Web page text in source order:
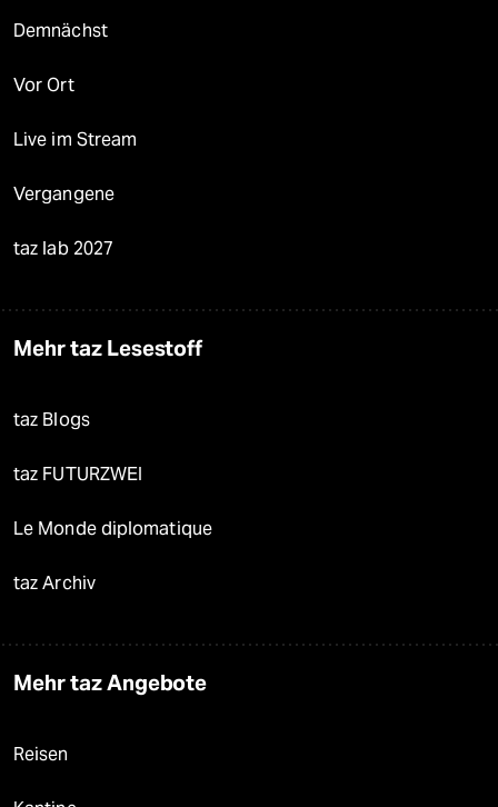
Demnächst
Vor Ort
Live im Stream
Vergangene
taz lab 2027
Mehr taz Lesestoff
taz Blogs
taz FUTURZWEI
Le Monde diplomatique
taz Archiv
Mehr taz Angebote
Reisen